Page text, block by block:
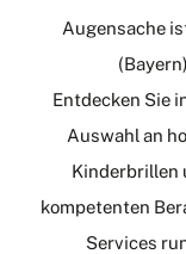
Augensache
Entdecken Sie
Auswahl an
Kinderbrillen
kompetenten
Services